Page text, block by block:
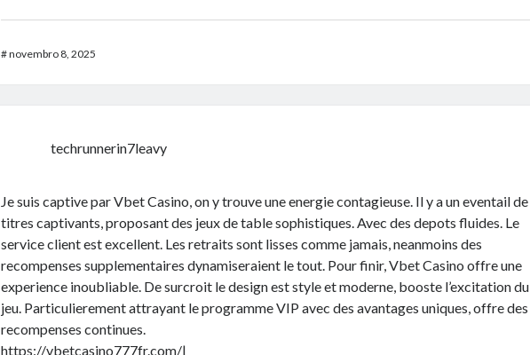
#novembro 8, 2025
techrunnerin7leavy
Je suis captive par Vbet Casino, on y trouve une energie contagieuse. Il y a un eventail de
titres captivants, proposant des jeux de table sophistiques. Avec des depots fluides. Le
service client est excellent. Les retraits sont lisses comme jamais, neanmoins des
recompenses supplementaires dynamiseraient le tout. Pour finir, Vbet Casino offre une
experience inoubliable. De surcroit le design est style et moderne, booste l’excitation du
jeu. Particulierement attrayant le programme VIP avec des avantages uniques, offre des
recompenses continues.
https://vbetcasino777fr.com/|